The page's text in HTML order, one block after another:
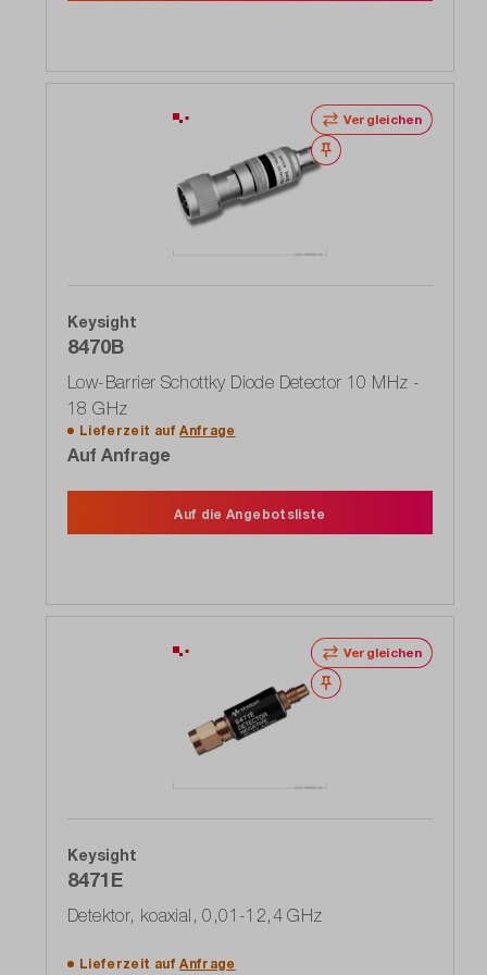
Vergleichen
Merken
Keysight
8470B
Low-Barrier Schottky Diode Detector 10 MHz -
18 GHz
Lieferzeit aufAnfrage
Auf Anfrage
Auf die Angebotsliste
Vergleichen
Merken
Keysight
8471E
Detektor, koaxial, 0,01-12,4 GHz
Lieferzeit aufAnfrage